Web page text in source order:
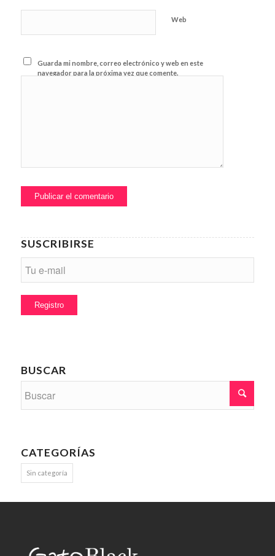
Web
Guarda mi nombre, correo electrónico y web en este
navegador para la próxima vez que comente.
SUSCRIBIRSE
BUSCAR
CATEGORÍAS
Sin categoría